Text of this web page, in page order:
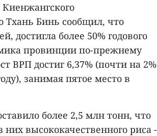
Тхань Бинь сообщил, что
достигла более 50% годового
провинции по-прежнему
ВРП достиг 6,37% (почти на 2%
занимая пятое место в
более 2,5 млн тонн, что
них высококачественного риса -